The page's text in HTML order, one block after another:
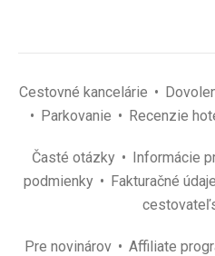
Cestovné kancelárie
Parkovanie
Recenzie
Časté otázky Informácie
podmienky
Fakturačné údaje
Pre novinárov Affiliate